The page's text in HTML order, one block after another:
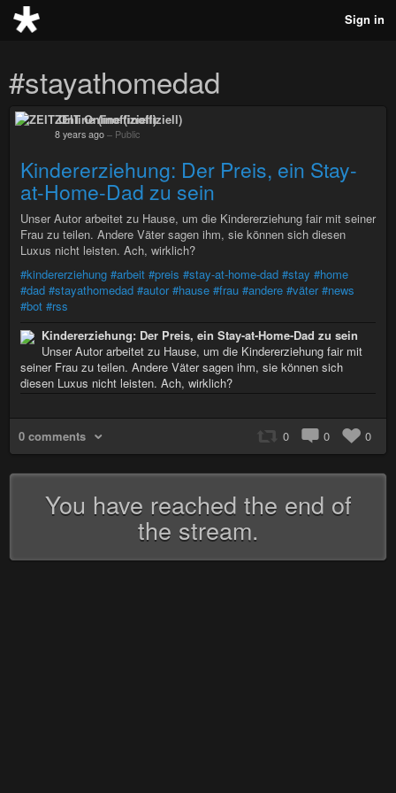
Sign in
#stayathomedad
ZEIT Online (inoffiziell)
8 years ago – Public
Kindererziehung: Der Preis, ein Stay-
at-Home-Dad zu sein
Unser Autor arbeitet zu Hause, um die Kindererziehung fair mit seiner
Frau zu teilen. Andere Väter sagen ihm, sie können sich diesen
Luxus nicht leisten. Ach, wirklich?
#kindererziehung #arbeit #preis #stay-at-home-dad #stay #home
#dad #stayathomedad #autor #hause #frau #andere #väter #news
#bot #rss
Kindererziehung: Der Preis, ein Stay-at-Home-Dad zu sein
Unser Autor arbeitet zu Hause, um die Kindererziehung fair mit
seiner Frau zu teilen. Andere Väter sagen ihm, sie können sich
diesen Luxus nicht leisten. Ach, wirklich?
0 comments 0 0 0
You have reached the end of
the stream.